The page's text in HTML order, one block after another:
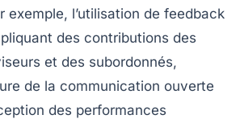
exemple, l’utilisation de feedback
des contributions des
et des subordonnés,
de la communication ouverte
des performances